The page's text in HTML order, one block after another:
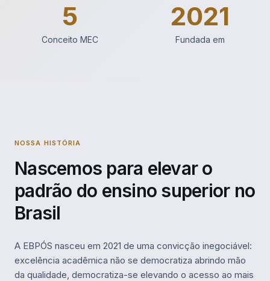
5
Conceito MEC
2021
Fundada em
NOSSA HISTÓRIA
Nascemos para elevar o
padrão do ensino superior no
Brasil
A EBPÓS nasceu em 2021 de uma convicção inegociável:
excelência acadêmica não se democratiza abrindo mão
da qualidade, democratiza-se elevando o acesso ao mais